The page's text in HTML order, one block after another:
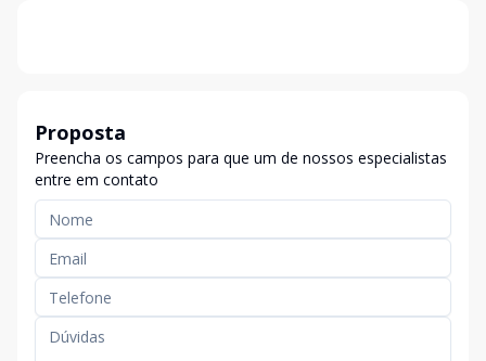
Proposta
Preencha os campos para que um de nossos especialistas
entre em contato